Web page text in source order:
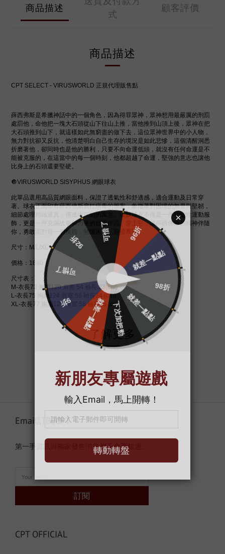
商品描述
式
顧客評價
商品描述
CPT SELECT - VIRUSWORLD 正規代理販售點
薛西弗斯是希臘神話中的一個角色，因為得罪眾神，眾神想用最嚴厲的刑罰
處罰他，命他把一塊大石頭從山下往山上推，當他推到山頂上後，眾神在把
大石頭推到山下，就這樣如此無窮盡的做下去，這位眾神世界中的小人物，
無力對抗卻又反抗，他清楚明白自己生存的境況是如此悲慘，這個清醒洞悉
折磨著他，卻同時也是他的勝利，只要不向命運低頭，就沒有任何命運是不
能被克服的，在這當中的每一個時刻，他都超越了命運，堅強的意志也讓他
比身上的石頭還要堅硬。
🔘VIRUSWORLD SISYPHUS 網眼球衣
此單品選用高品質網眼面料，保證了透氣性和舒適感，適合運動及日常穿
著。球衣正面印有薛西佛斯肩扛病毒的圖案，象徵著對困境的無畏與堅韌，
細節處理精緻逼真，傳達出深刻的寓意。這款球衣不僅是一件功能性運動服
飾，更是一件充滿故事和力量的藝術作品。穿上它，讓薛西佛斯的精神伴隨
你，勇敢面對每一個挑戰，無懼困難，迎接希望。
尺寸：M/L/XL
價格：1880
尺寸表：
M-衣長73 胸圍120 肩寬 54 袖長 23(cm)
L-衣長75 胸圍124 肩寬 56 袖長24 (cm)
XL-衣長77 胸圍128 肩寬 58 袖長25 (cm)
了解更多
Email訂閱CPT
第一手資訊與獨家發售消息都不會再錯過。
訂閱
CPT OFFICIAL